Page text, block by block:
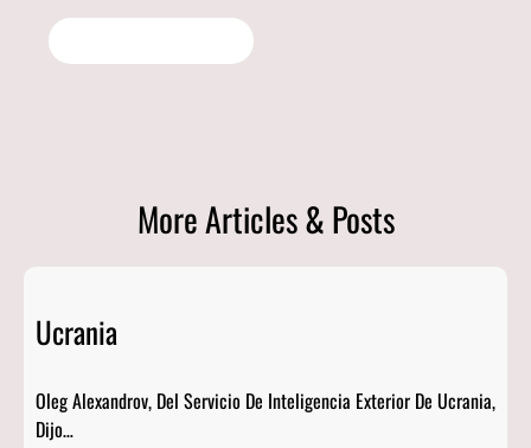
More Articles & Posts
Ucrania
Oleg Alexandrov, Del Servicio De Inteligencia Exterior De Ucrania,
Dijo…